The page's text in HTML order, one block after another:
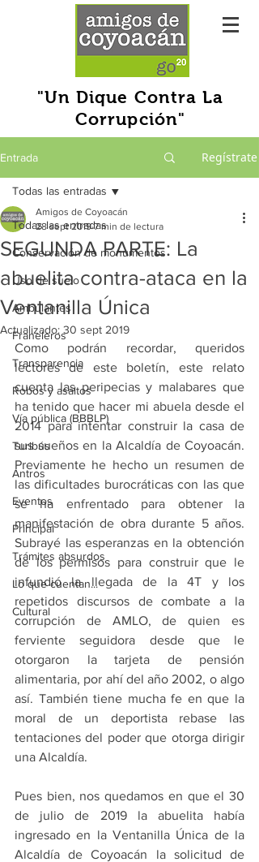
"Un Dique Contra La
Corrupción"
Entrada Regístrate
Todas las entradas
Conservación de monumentos
Uso de suelo
Ambulantes
Franeleros
Transparencia
Robos y asaltos
Vía pública (BBBLP)
Turibús
Antros
Eventos
Principal
Trámites absurdos
Lo que cuentan...
Cultural
Todas las entradas
SEGUNDA PARTE: La
abuelita contra-ataca en la
Ventanilla Única
Amigos de Coyoacán
28 sept 2019 7 min de lectura
Actualizado: 30 sept 2019
Como podrán recordar, queridos
lectores de este boletín, este relato
cuenta las peripecias y malabares que
ha tenido que hacer mi abuela desde el
2014 para intentar construir la casa de
sus sueños en la Alcaldía de Coyoacán.
Previamente he hecho un resumen de
las dificultades burocráticas con las que
se ha enfrentado para obtener la
manifestación de obra durante 5 años.
Subrayé las esperanzas en la obtención
de los permisos para construir que le
infundió la llegada de la 4T y los
repetidos discursos de combate a la
corrupción de AMLO, de quien es
ferviente seguidora desde que le
otorgaron la tarjeta de pensión
alimentaria, por ahí del año 2002, o algo
así. También tiene mucha fe en que la
moral de un deportista rebase las
tentaciones del poder que otorga dirigir
una Alcaldía.
Pues bien, nos quedamos en que el 30
de julio de 2019 la abuelita había
ingresado en la Ventanilla Única de la
Alcaldía de Coyoacán la solicitud de